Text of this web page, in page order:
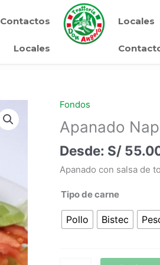
Contactos
Locales
Locales
Fondos
Apanado
S/
Apanado con salsa de
Tipo de carne
Pollo Bistec
Apanado
Napolitano
cantidad